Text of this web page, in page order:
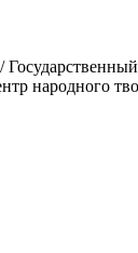
народного